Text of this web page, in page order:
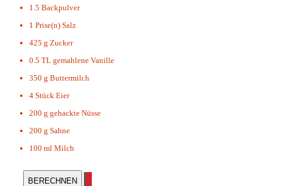
1.5 Backpulver
1 Prise(n) Salz
425 g Zucker
0.5 TL gemahlene Vanille
350 g Buttermilch
4 Stück Eier
200 g gehackte Nüsse
200 g Sahne
100 ml Milch